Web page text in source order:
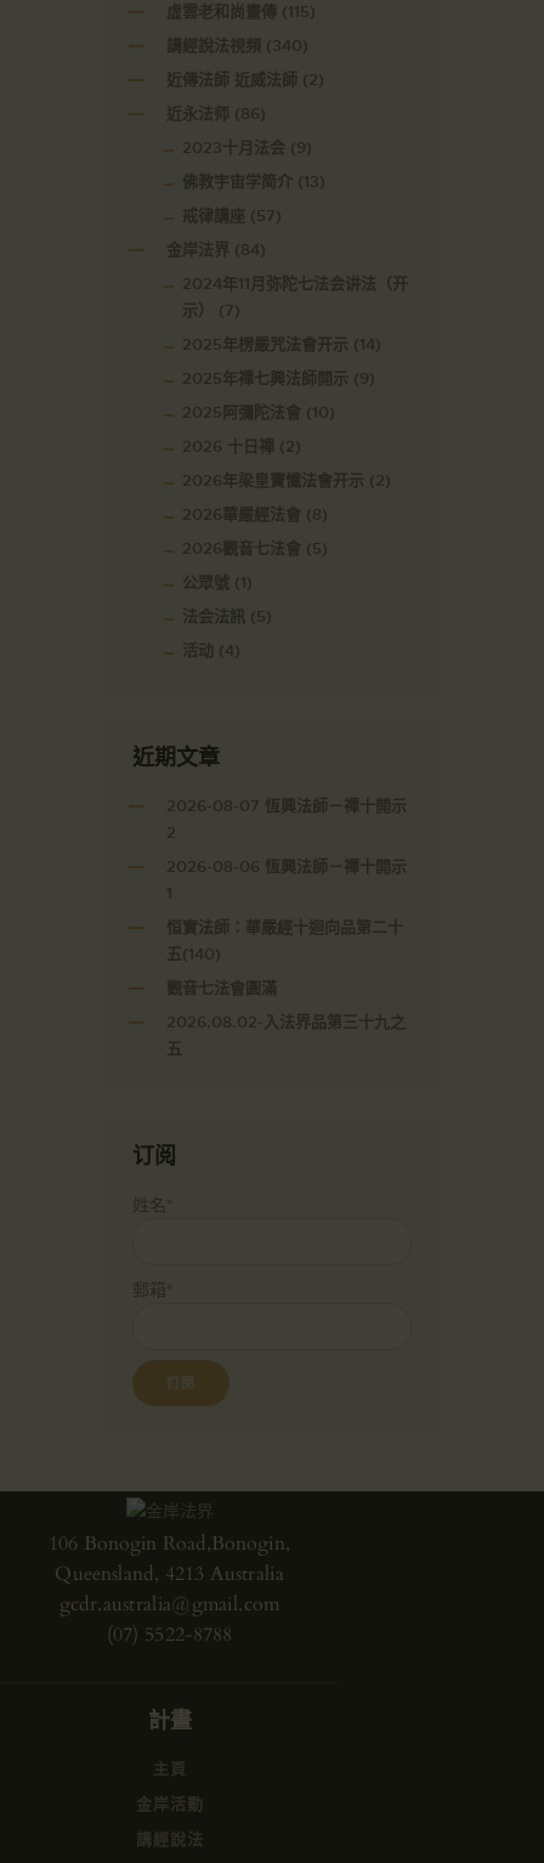
虛雲老和尚畫傳 (115)
講經說法視頻
(340)
近傳法師 近威法師 (2)
近永法师 (86)
2023十月法会 (9)
佛教宇宙学简介 (13)
戒律講座 (57)
金岸法界 (84)
2024年11月弥陀七法会讲法（开
示）
(7)
2025年楞嚴咒法會开示 (14)
2025年禪七興法師開示 (9)
2025阿彌陀法會 (10)
2026 十日禪
(2)
2026年梁皇寶懺法會开示 (2)
2026華嚴經法會 (8)
2026觀音七法會 (5)
公眾號 (1)
法会法訊 (5)
活动 (4)
近期文章
2026-08-07 恆興法師－禪十開示
2
2026-08-06 恆興法師－禪十開示
1
恒實法師：華嚴經十迴向品第二十
五(140)
觀音七法會圓滿
2026.08.02-入法界品第三十九之
五
订阅
姓名*
郵箱*
106 Bonogin Road,Bonogin,
Queensland, 4213 Australia
gcdr.australia@gmail.com
(07) 5522-8788
計畫
主頁
金岸活動
講經說法